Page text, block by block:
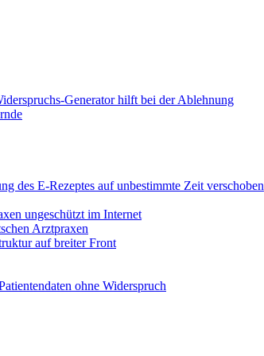
Generator hilft bei der Ablehnung
des E-Rezeptes auf unbestimmte Zeit verschoben
ungeschützt im Internet
Arztpraxen
auf breiter Front
ohne Widerspruch